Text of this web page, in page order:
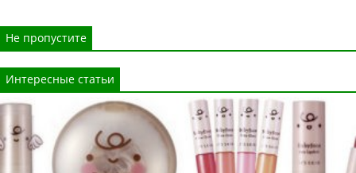
Не пропустите
Интересные статьи